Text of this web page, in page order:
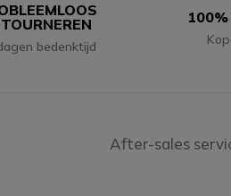
bedenktijd
100%
After-sales